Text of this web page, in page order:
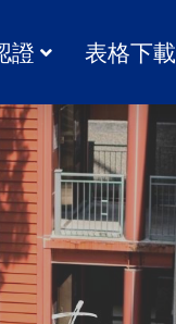
證 表格下載